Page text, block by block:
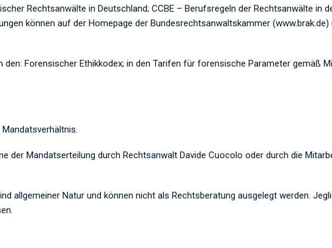
Rechtsanwälte in Deutschland; CCBE – Berufsregeln der Rechtsanwälte in
können auf der Homepage der Bundesrechtsanwaltskammer (www.brak.de)
Forensischer Ethikkodex; in den Tarifen für forensische Parameter gemäß
der Mandatserteilung durch Rechtsanwalt Davide Cuocolo oder durch die
allgemeiner Natur und können nicht als Rechtsberatung ausgelegt werden.